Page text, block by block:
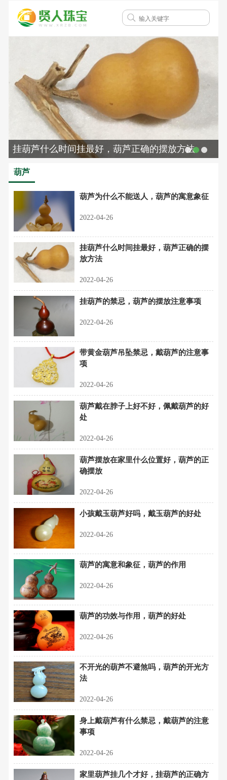
挂葫芦什么时间挂最好，葫芦正确的摆放方法
葫芦
葫芦为什么不能送人，葫芦的寓意象征
2022-04-26
挂葫芦什么时间挂最好，葫芦正确的摆
放方法
2022-04-26
挂葫芦的禁忌，葫芦的摆放注意事项
2022-04-26
带黄金葫芦吊坠禁忌，戴葫芦的注意事
项
2022-04-26
葫芦戴在脖子上好不好，佩戴葫芦的好
处
2022-04-26
葫芦摆放在家里什么位置好，葫芦的正
确摆放
2022-04-26
小孩戴玉葫芦好吗，戴玉葫芦的好处
2022-04-26
葫芦的寓意和象征，葫芦的作用
2022-04-26
葫芦的功效与作用，葫芦的好处
2022-04-26
不开光的葫芦不避煞吗，葫芦的开光方
法
2022-04-26
身上戴葫芦有什么禁忌，戴葫芦的注意
事项
2022-04-26
家里葫芦挂几个才好，挂葫芦的正确方